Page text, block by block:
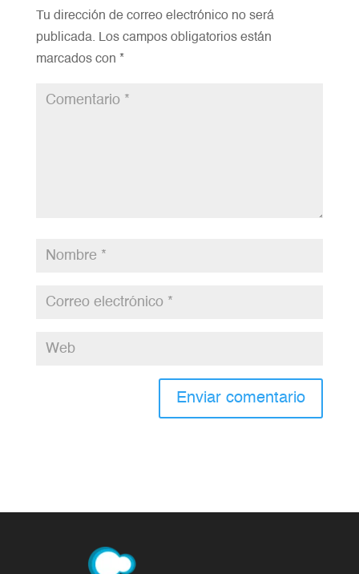
Tu dirección de correo electrónico no será
publicada. Los campos obligatorios están
marcados con *